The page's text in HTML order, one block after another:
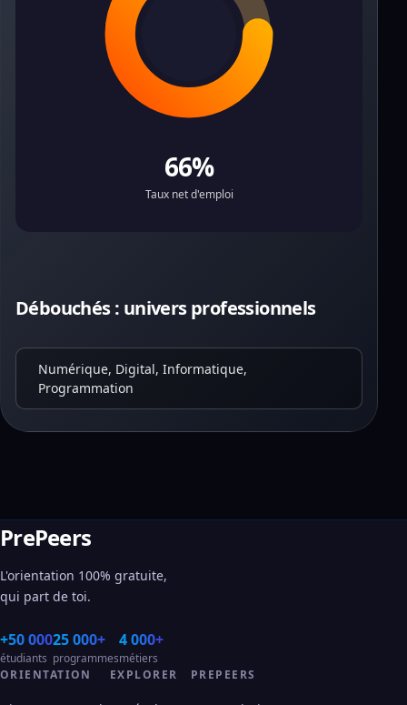
66%
Taux net d'emploi
Débouchés : univers professionnels
Numérique, Digital, Informatique,
Programmation
PrePeers
L'orientation 100% gratuite,
qui part de toi.
+50 000
étudiants
25 000+
programmes
4 000+
métiers
ORIENTATION
EXPLORER PREPEERS